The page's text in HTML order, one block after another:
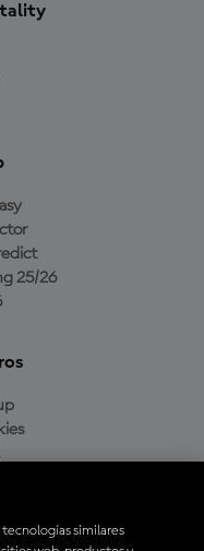
25/26
tecnologías similares